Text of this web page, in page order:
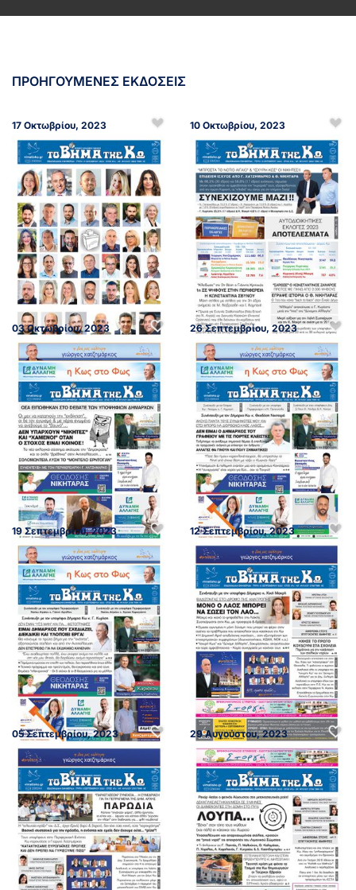
ΠΡΟΗΓΟΥΜΕΝΕΣ ΕΚΔΟΣΕΙΣ
17 Οκτωβρίου, 2023 10 Οκτωβρίου, 2023
03 Οκτωβρίου, 2023 26 Σεπτεμβρίου, 2023
19 Σεπτεμβρίου, 2023 12 Σεπτεμβρίου, 2023
05 Σεπτεμβρίου, 2023 29 Αυγούστου, 2023